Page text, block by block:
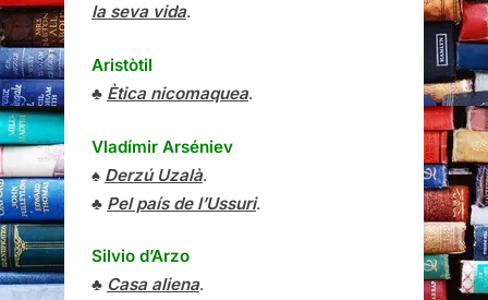
la seva vida.
Aristòtil
♣ Ètica nicomaquea.
Vladímir Arséniev
♠ Derzú Uzalà.
♣ Pel país de l’Ussuri.
Silvio d’Arzo
♣ Casa aliena.